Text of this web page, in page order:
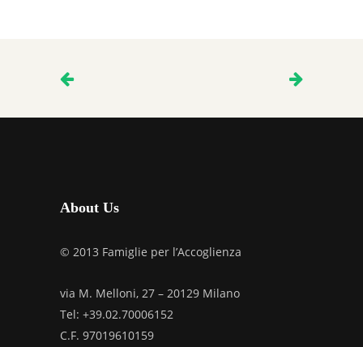
About Us
© 2013 Famiglie per l’Accoglienza
via M. Melloni, 27 – 20129 Milano
Tel: +39.02.70006152
C.F. 97019610159